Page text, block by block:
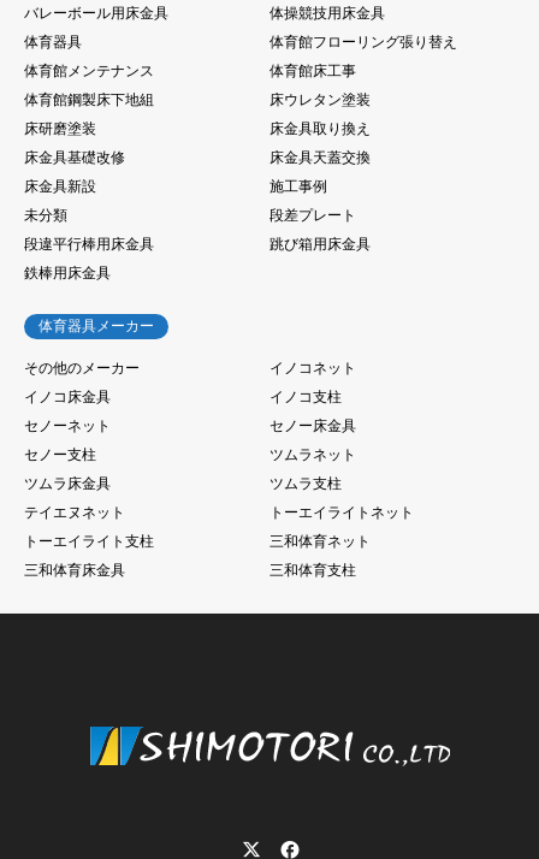
バレーボール用床金具
体操競技用床金具
体育器具
体育館フローリング張り替え
体育館メンテナンス
体育館床工事
体育館鋼製床下地組
床ウレタン塗装
床研磨塗装
床金具取り換え
床金具基礎改修
床金具天蓋交換
床金具新設
施工事例
未分類
段差プレート
段違平行棒用床金具
跳び箱用床金具
鉄棒用床金具
体育器具メーカー
その他のメーカー
イノコネット
イノコ床金具
イノコ支柱
セノーネット
セノー床金具
セノー支柱
ツムラネット
ツムラ床金具
ツムラ支柱
テイエヌネット
トーエイライトネット
トーエイライト支柱
三和体育ネット
三和体育床金具
三和体育支柱